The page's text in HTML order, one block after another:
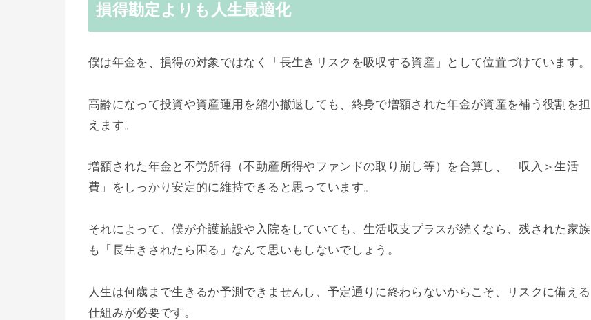
損得勘定よりも人生最適化
僕は年金を、損得の対象ではなく「長生きリスクを吸収する資産」として位置づけています。
高齢になって投資や資産運用を縮小撤退しても、終身で増額された年金が資産を補う役割を担
えます。
増額された年金と不労所得（不動産所得やファンドの取り崩し等）を合算し、「収入＞生活
費」をしっかり安定的に維持できると思っています。
それによって、僕が介護施設や入院をしていても、生活収支プラスが続くなら、残された家族
も「長生きされたら困る」なんて思いもしないでしょう。
人生は何歳まで生きるか予測できませんし、予定通りに終わらないからこそ、リスクに備える
仕組みが必要です。